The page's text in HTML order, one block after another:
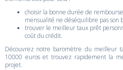
choisir la bonne durée de
mensualité ne déséquilibre pas son
trouver le meilleur taux prêt
coût du crédit.
Découvrez notre baromètre du meilleur
10000 euros et trouvez rapidement la
projet.